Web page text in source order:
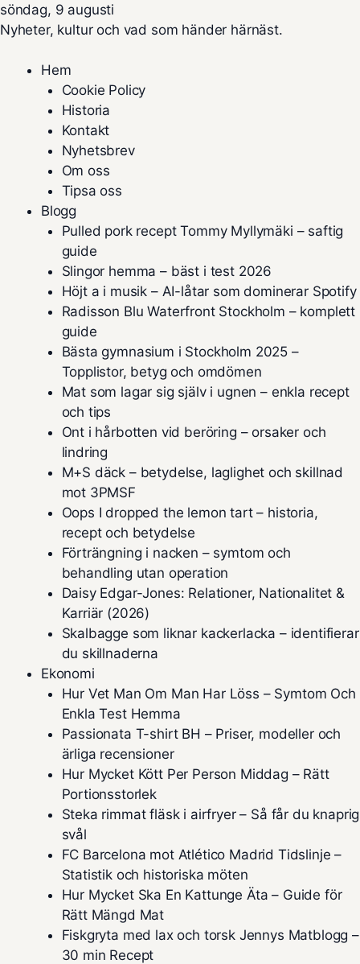
söndag, 9 augusti
Nyheter, kultur och vad som händer härnäst.
Hem
Cookie Policy
Historia
Kontakt
Nyhetsbrev
Om oss
Tipsa oss
Blogg
Pulled pork recept Tommy Myllymäki – saftig
guide
Slingor hemma – bäst i test 2026
Höjt a i musik – AI-låtar som dominerar Spotify
Radisson Blu Waterfront Stockholm – komplett
guide
Bästa gymnasium i Stockholm 2025 –
Topplistor, betyg och omdömen
Mat som lagar sig själv i ugnen – enkla recept
och tips
Ont i hårbotten vid beröring – orsaker och
lindring
M+S däck – betydelse, laglighet och skillnad
mot 3PMSF
Oops I dropped the lemon tart – historia,
recept och betydelse
Förträngning i nacken – symtom och
behandling utan operation
Daisy Edgar-Jones: Relationer, Nationalitet &
Karriär (2026)
Skalbagge som liknar kackerlacka – identifierar
du skillnaderna
Ekonomi
Hur Vet Man Om Man Har Löss – Symtom Och
Enkla Test Hemma
Passionata T-shirt BH – Priser, modeller och
ärliga recensioner
Hur Mycket Kött Per Person Middag – Rätt
Portionsstorlek
Steka rimmat fläsk i airfryer – Så får du knaprig
svål
FC Barcelona mot Atlético Madrid Tidslinje –
Statistik och historiska möten
Hur Mycket Ska En Kattunge Äta – Guide för
Rätt Mängd Mat
Fiskgryta med lax och torsk Jennys Matblogg –
30 min Recept